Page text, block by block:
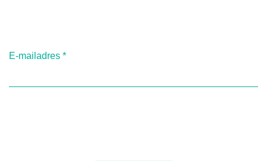
E-mailadres *